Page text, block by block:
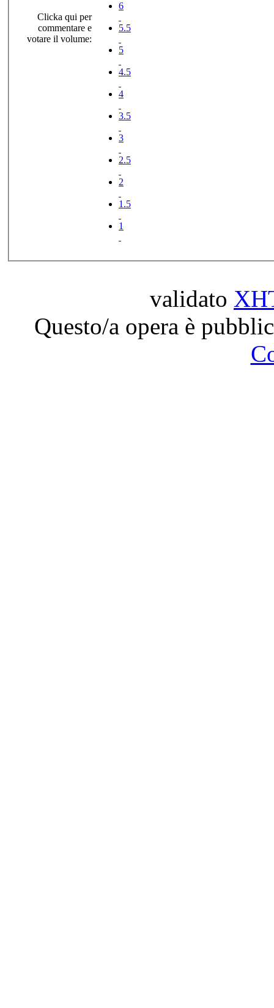
Clicka qui per
commentare e
votare il volume:
6
5.5
5
4.5
4
3.5
3
2.5
2
1.5
1
validato
Questo/a opera è